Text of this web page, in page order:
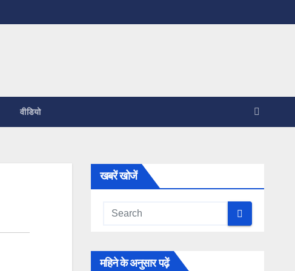
वीडियो
खबरें खोजें
महिने के अनुसार पढ़ें